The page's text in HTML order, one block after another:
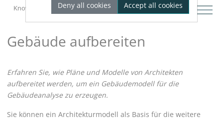
Knowledge Base Revit Gebäude aufbereiten
Gebäude aufbereiten
Erfahren Sie, wie Pläne und Modelle von Architekten
aufbereitet werden, um ein Gebäudemodell für die
Gebäudeanalyse zu erzeugen.
Sie können ein Architekturmodell als Basis für die weitere
Deny all cookies Accept all cookies